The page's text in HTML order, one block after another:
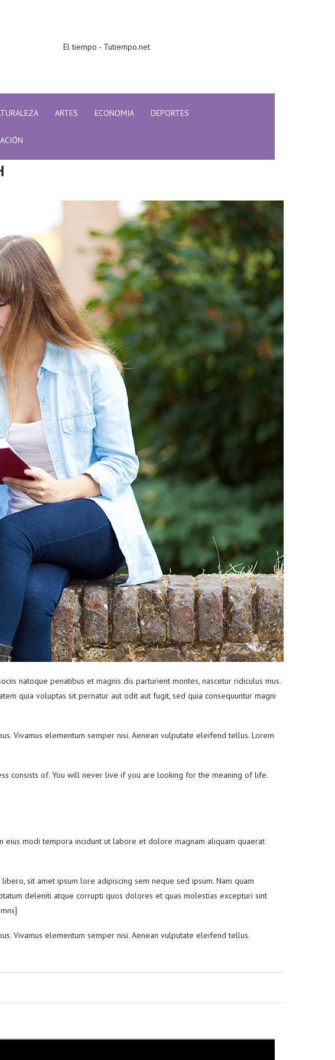
El tiempo - Tutiempo.net
ARTES ECONOMIA DEPORTES
natoque penatibus et magnis dis parturient montes, nascetur ridiculus mus.
quia voluptas sit pernatur aut odit aut fugit, sed quia consequuntur magni
Vivamus elementum semper nisi. Aenean vulputate eleifend tellus. Lorem
consists of. You will never live if you are looking for the meaning of life.
eius modi tempora incidunt ut labore et dolore magnam aliquam quaerat
sit amet ipsum lore adipiscing sem neque sed ipsum. Nam quam
deleniti atque corrupti quos dolores et quas molestias excepturi sint
Vivamus elementum semper nisi. Aenean vulputate eleifend tellus.